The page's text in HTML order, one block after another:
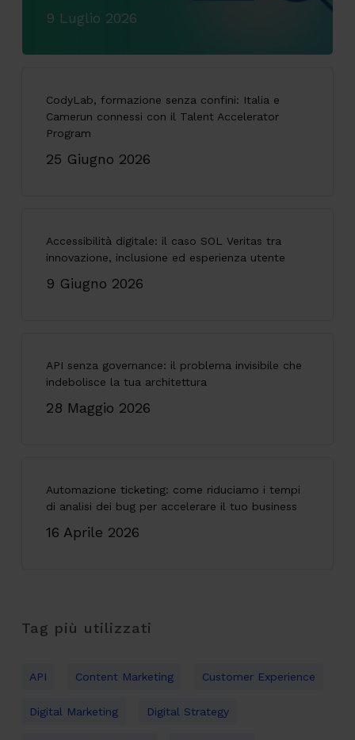
9 Luglio 2026
CodyLab, formazione senza confini: Italia e
Camerun connessi con il Talent Accelerator
Program
25 Giugno 2026
Accessibilità digitale: il caso SOL Veritas tra
innovazione, inclusione ed esperienza utente
9 Giugno 2026
API senza governance: il problema invisibile che
indebolisce la tua architettura
28 Maggio 2026
Automazione ticketing: come riduciamo i tempi
di analisi dei bug per accelerare il tuo business
16 Aprile 2026
Tag più utilizzati
API Content Marketing Customer Experience
Digital Marketing Digital Strategy